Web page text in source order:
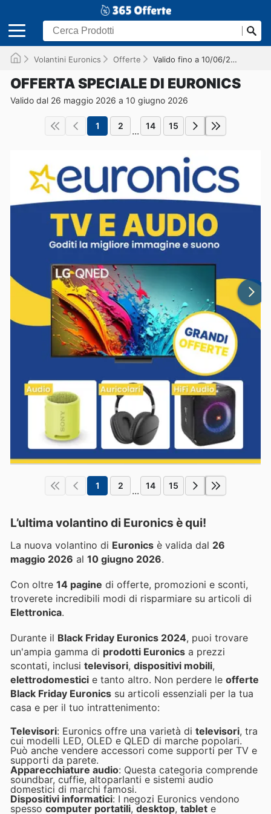
Volantini Euronics Offerte Valido fino a 10/06/2026
OFFERTA SPECIALE DI EURONICS
Valido dal 26 maggio 2026 a 10 giugno 2026
1 2 ... 14 15
1 2 ... 14 15
L’ultima volantino di Euronics è qui!
La nuova volantino di Euronics è valida dal 26
maggio 2026 al 10 giugno 2026.
Con oltre 14 pagine di offerte, promozioni e sconti,
troverete incredibili modi di risparmiare su articoli di
Elettronica.
Durante il Black Friday Euronics 2024, puoi trovare
un'ampia gamma di prodotti Euronics a prezzi
scontati, inclusi televisori, dispositivi mobili,
elettrodomestici e tanto altro. Non perdere le offerte
Black Friday Euronics su articoli essenziali per la tua
casa e per il tuo intrattenimento:
Televisori: Euronics offre una varietà di televisori, tra
cui modelli LED, OLED e QLED di marche popolari.
Può anche vendere accessori come supporti per TV e
supporti da parete.
Apparecchiature audio: Questa categoria comprende
soundbar, cuffie, altoparlanti e sistemi audio
domestici di marchi famosi.
Dispositivi informatici: I negozi Euronics vendono
spesso computer portatili, desktop, tablet e